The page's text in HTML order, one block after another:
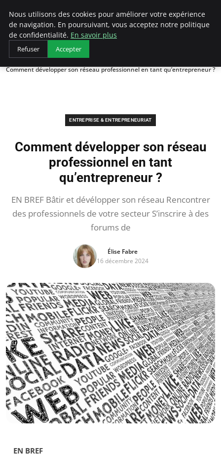
LECFCM
Accueil
Entreprise & Entrepreneuriat
Comment développer son réseau professionnel en tant qu’entrepreneur ?
ENTREPRISE & ENTREPRENEURIAT
Comment développer son réseau
professionnel en tant
qu’entrepreneur ?
EN BREF Bâtir et dévélopper son réseau Rencontrer
des professionnels de votre secteur S’inscrire à des
forums de
Élise Fabre
16 décembre 2024
EN BREF
Nous utilisons des cookies pour améliorer votre expérience
de navigation. En poursuivant, vous acceptez notre politique
de confidentialité. En savoir plus
Refuser Accepter